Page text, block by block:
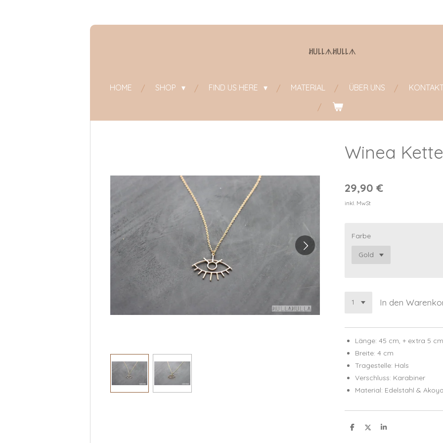
ꎧ꒤꒒꒒ᗑꎧ꒤꒒꒒ᗑ
HOME SHOP FIND US HERE MATERIAL ÜBER UNS
Winea Kette
29,90 €
inkl. MwSt
Farbe
In den
Länge: 45 cm, + extra 5
Breite: 4 cm
Tragestelle: Hals
Verschluss: Karabiner
Material: Edelstahl &
T
T
T